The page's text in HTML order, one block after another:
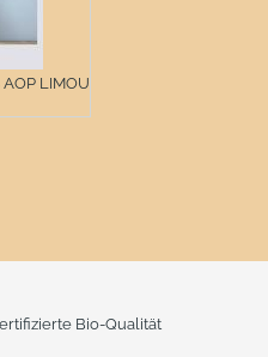
LIMOUX
Bio-Qualität